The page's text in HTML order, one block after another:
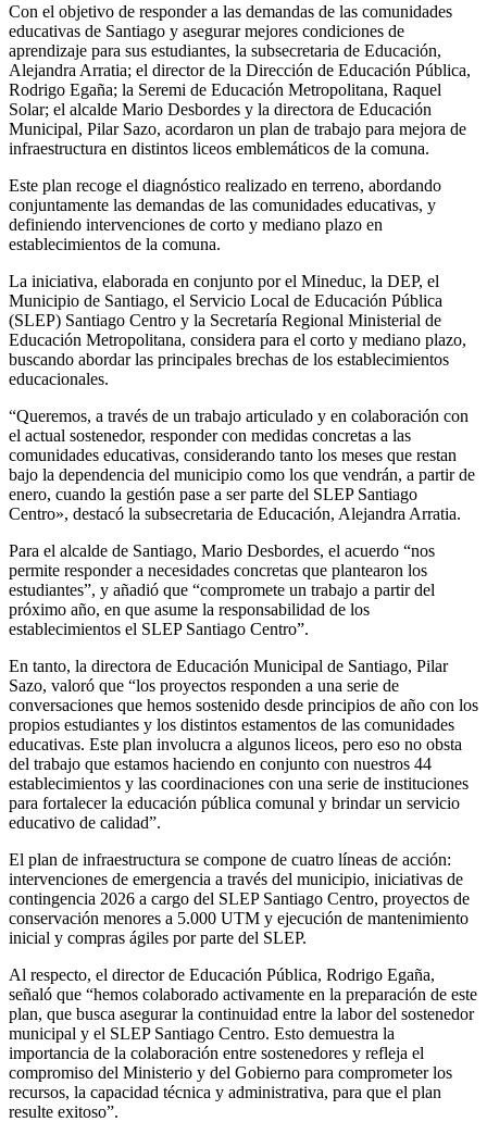
Con el objetivo de responder a las demandas de las comunidades
educativas de Santiago y asegurar mejores condiciones de
aprendizaje para sus estudiantes, la subsecretaria de Educación,
Alejandra Arratia; el director de la Dirección de Educación Pública,
Rodrigo Egaña; la Seremi de Educación Metropolitana, Raquel
Solar; el alcalde Mario Desbordes y la directora de Educación
Municipal, Pilar Sazo, acordaron un plan de trabajo para mejora de
infraestructura en distintos liceos emblemáticos de la comuna.
Este plan recoge el diagnóstico realizado en terreno, abordando
conjuntamente las demandas de las comunidades educativas, y
definiendo intervenciones de corto y mediano plazo en
establecimientos de la comuna.
La iniciativa, elaborada en conjunto por el Mineduc, la DEP, el
Municipio de Santiago, el Servicio Local de Educación Pública
(SLEP) Santiago Centro y la Secretaría Regional Ministerial de
Educación Metropolitana, considera para el corto y mediano plazo,
buscando abordar las principales brechas de los establecimientos
educacionales.
“Queremos, a través de un trabajo articulado y en colaboración con
el actual sostenedor, responder con medidas concretas a las
comunidades educativas, considerando tanto los meses que restan
bajo la dependencia del municipio como los que vendrán, a partir de
enero, cuando la gestión pase a ser parte del SLEP Santiago
Centro», destacó la subsecretaria de Educación, Alejandra Arratia.
Para el alcalde de Santiago, Mario Desbordes, el acuerdo “nos
permite responder a necesidades concretas que plantearon los
estudiantes”, y añadió que “compromete un trabajo a partir del
próximo año, en que asume la responsabilidad de los
establecimientos el SLEP Santiago Centro”.
En tanto, la directora de Educación Municipal de Santiago, Pilar
Sazo, valoró que “los proyectos responden a una serie de
conversaciones que hemos sostenido desde principios de año con los
propios estudiantes y los distintos estamentos de las comunidades
educativas. Este plan involucra a algunos liceos, pero eso no obsta
del trabajo que estamos haciendo en conjunto con nuestros 44
establecimientos y las coordinaciones con una serie de instituciones
para fortalecer la educación pública comunal y brindar un servicio
educativo de calidad”.
El plan de infraestructura se compone de cuatro líneas de acción:
intervenciones de emergencia a través del municipio, iniciativas de
contingencia 2026 a cargo del SLEP Santiago Centro, proyectos de
conservación menores a 5.000 UTM y ejecución de mantenimiento
inicial y compras ágiles por parte del SLEP.
Al respecto, el director de Educación Pública, Rodrigo Egaña,
señaló que “hemos colaborado activamente en la preparación de este
plan, que busca asegurar la continuidad entre la labor del sostenedor
municipal y el SLEP Santiago Centro. Esto demuestra la
importancia de la colaboración entre sostenedores y refleja el
compromiso del Ministerio y del Gobierno para comprometer los
recursos, la capacidad técnica y administrativa, para que el plan
resulte exitoso”.